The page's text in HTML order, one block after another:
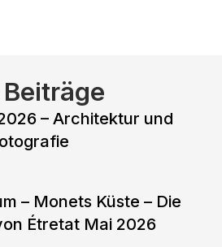
– Architektur und
– Monets Küste – Die
Étretat Mai 2026